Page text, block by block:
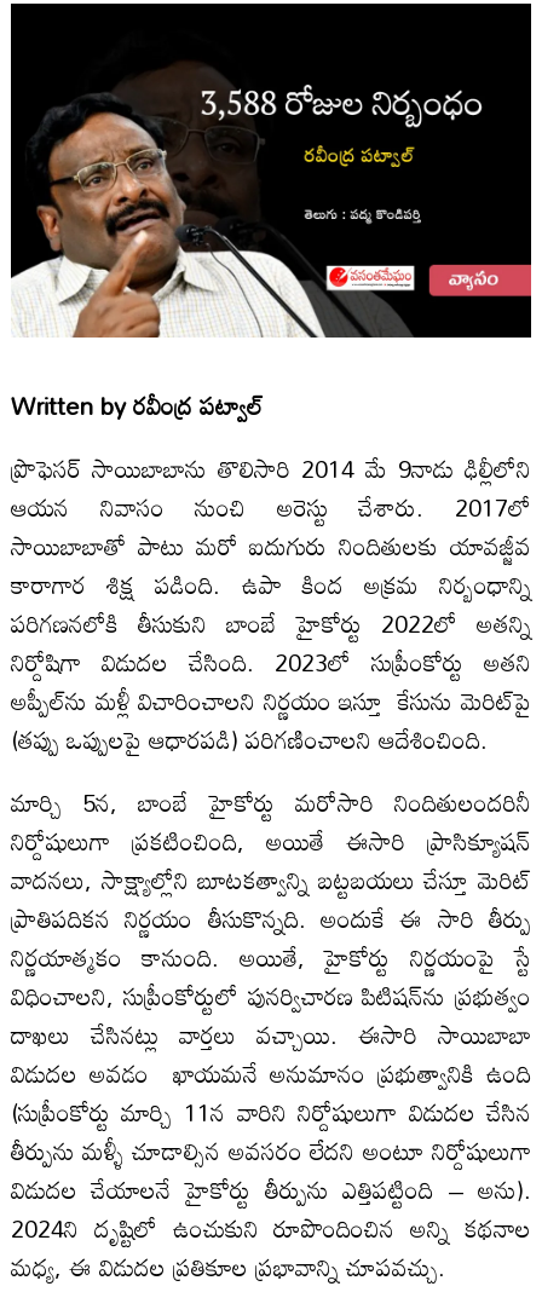
Written byరవీంద్ర పట్వాల్
ప్రొఫెసర్ సాయిబాబాను తొలిసారి 2014 మే 9నాడు ఢిల్లీలోని
ఆయన నివాసం నుంచి అరెస్టు చేశారు. 2017లో
సాయిబాబాతో పాటు మరో ఐదుగురు నిందితులకు యావజ్జీవ
కారాగార శిక్ష పడింది. ఉపా కింద అక్రమ నిర్బంధాన్ని
పరిగణనలోకి తీసుకుని బాంబే హైకోర్టు 2022లో అతన్ని
నిర్దోషిగా విడుదల చేసింది. 2023లో సుప్రీంకోర్టు అతని
అప్పీల్‌ను మళ్లీ విచారించాలని నిర్ణయం ఇస్తూ కేసును మెరిట్‌పై
(తప్పు ఒప్పులపై ఆధారపడి) పరిగణించాలని ఆదేశించింది.
మార్చి 5న, బాంబే హైకోర్టు మరోసారి నిందితులందరినీ
నిర్దోషులుగా ప్రకటించింది, అయితే ఈసారి ప్రాసిక్యూషన్
వాదనలు, సాక్ష్యాల్లోని బూటకత్వాన్ని బట్టబయలు చేస్తూ మెరిట్
ప్రాతిపదికన నిర్ణయం తీసుకొన్నది. అందుకే ఈ సారి తీర్పు
నిర్ణయాత్మకం కానుంది. అయితే, హైకోర్టు నిర్ణయంపై స్టే
విధించాలని, సుప్రీంకోర్టులో పునర్విచారణ పిటిషన్‌ను ప్రభుత్వం
దాఖలు చేసినట్లు వార్తలు వచ్చాయి. ఈసారి సాయిబాబా
విడుదల అవడం ఖాయమనే అనుమానం ప్రభుత్వానికి ఉంది
(సుప్రీంకోర్టు మార్చి 11న వారిని నిర్దోషులుగా విడుదల చేసిన
తీర్పును మళ్ళీ చూడాల్సిన అవసరం లేదని అంటూ నిర్దోషులుగా
విడుదల చేయాలనే హైకోర్టు తీర్పును ఎత్తిపట్టింది – అను).
2024ని దృష్టిలో ఉంచుకుని రూపొందించిన అన్ని కథనాల
మధ్య, ఈ విడుదల ప్రతికూల ప్రభావాన్ని చూపవచ్చు.